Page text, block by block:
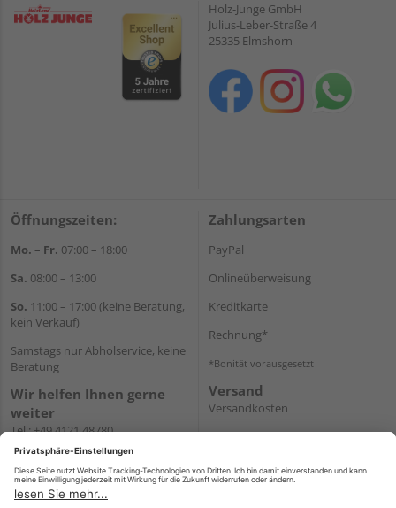
Holz-Junge GmbH
Julius-Leber-Straße 4
25335 Elmshorn
Öffnungszeiten:
Mo. – Fr. 07:00 – 18:00
Sa. 08:00 – 13:00
So. 11:00 – 17:00 (keine Beratung,
kein Verkauf)
Samstags nur Abholservice, keine
Beratung
Wir helfen Ihnen gerne
weiter
Tel.:+49 4121 48780
E-Mail:onlineshop@holz-
WhatsApp
Zahlungsarten
PayPal
Onlineüberweisung
Kreditkarte
Rechnung*
*Bonität vorausgesetzt
Versand
Versandkosten